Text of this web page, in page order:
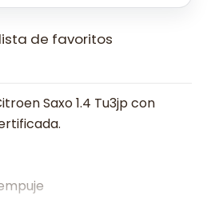
de favoritos
Saxo 1.4 Tu3jp con